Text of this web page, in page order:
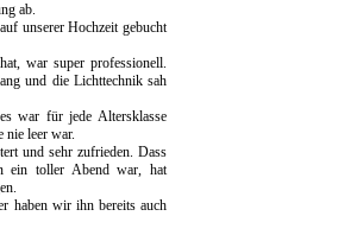
ab.
unserer Hochzeit gebucht
war super professionell.
und die Lichttechnik sah
war für jede Altersklasse
nie leer war.
und sehr zufrieden. Dass
ein toller Abend war, hat
haben wir ihn bereits auch